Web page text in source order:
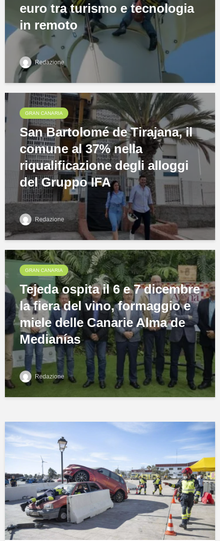
euro tra turismo e tecnologia
in remoto
Redazione
GRAN CANARIA
San Bartolomé de Tirajana, il
comune al 37% nella
riqualificazione degli alloggi
del Gruppo IFA
Redazione
GRAN CANARIA
Tejeda ospita il 6 e 7 dicembre
la fiera del vino, formaggio e
miele delle Canarie Alma de
Medianías
Redazione